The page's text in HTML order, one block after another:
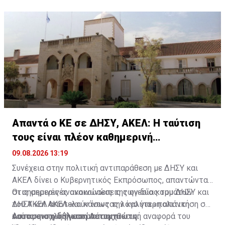
Απαντά ο ΚΕ σε ΔΗΣΥ, ΑΚΕΛ: Η ταύτιση
τους είναι πλέον καθημερινή
διαπίστωση
09.08.2026 13:19
Συνέχεια στην πολιτική αντιπαράθεση με ΔΗΣΥ και
ΑΚΕΛ δίνει ο Κυβερνητικός Εκπρόσωπος, απαντώντας
στις σημερινές ανακοινώσεις των δύο κομμάτων
ΔΗΣΥ και ΑΚΕΛ και κάνοντας λόγο για «πολιτική
ταύτιση» των ηγεσιών τους.
Οι σημερινές ανακοινώσεις της ηγεσίας του ΔΗΣΥ και
του ΑΚΕΛ αποτελούν ίσως την καλύτερη απάντηση σε
όσους ενοχλήθηκαν από τη χθεσινή αναφορά του
Αυτουσια η δήλωση Λετυμπιώτη: